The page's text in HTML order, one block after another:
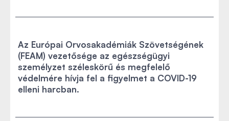
Az Európai Orvosakadémiák Szövetségének
(FEAM) vezetősége az egészségügyi
személyzet széleskörű és megfelelő
védelmére hívja fel a figyelmet a COVID-19
elleni harcban.